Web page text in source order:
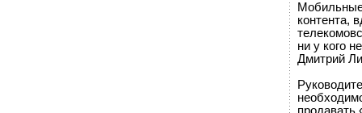
контента,
ни у кого
Дмитрий